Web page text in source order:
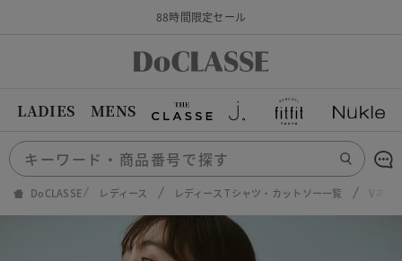
88時間限定セール
LADIES MENS
DoCLASSE レディース レディース Tシャツ・カットソー一覧 Vネッ